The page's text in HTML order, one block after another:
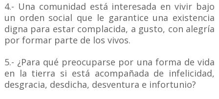
4.- Una comunidad está interesada en vivir bajo
un orden social que le garantice una existencia
digna para estar complacida, a gusto, con alegría
por formar parte de los vivos.
5.- ¿Para qué preocuparse por una forma de vida
en la tierra si está acompañada de infelicidad,
desgracia, desdicha, desventura e infortunio?